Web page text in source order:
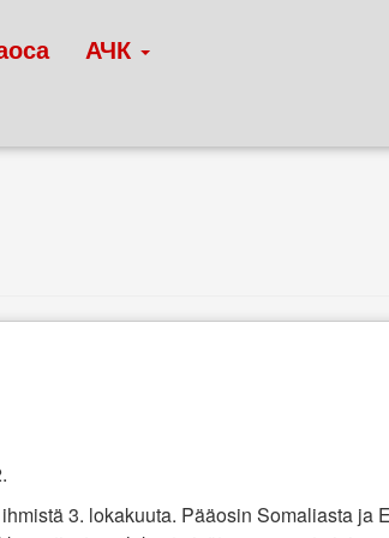
АЧК
3. lokakuuta. Pääosin Somaliasta ja